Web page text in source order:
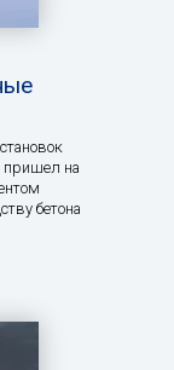
пришел на
бетона